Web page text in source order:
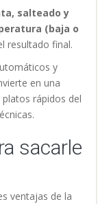
salteado y
(baja o
resultado final.
y
en una
rápidos del
sacarle
ventajas de la